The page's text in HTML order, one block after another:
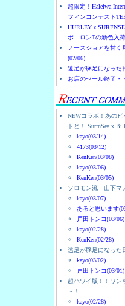
超限定！Haleiwa
フィンコンテスト
HURLEYｘ
ボ ロンTの新色入荷
ノースショアを甘く
(02/06)
遠足が豚足になった
お店のセール終了・
NEWコラボ！あの
ドと！ SurfnSea x
kayo(03/14)
4173(03/12)
KenKen(03/08)
kayo(03/06)
KenKen(03/05)
ソロモン流 山下マ
kayo(03/07)
あると思います
戸田トンコ(03/06)
kayo(02/28)
KenKen(02/28)
遠足が豚足になった
kayo(03/02)
戸田トンコ(03/01)
超ハワイ版！！ワン
～！
kayo(02/28)